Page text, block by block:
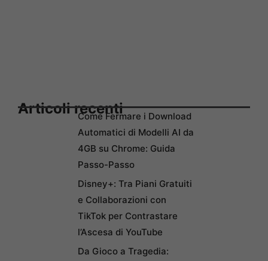
Articoli recentiCome Fermare i Download
Automatici di Modelli AI da
4GB su Chrome: Guida
Passo-Passo
Disney+: Tra Piani Gratuiti
e Collaborazioni con
TikTok per Contrastare
l’Ascesa di YouTube
Da Gioco a Tragedia: